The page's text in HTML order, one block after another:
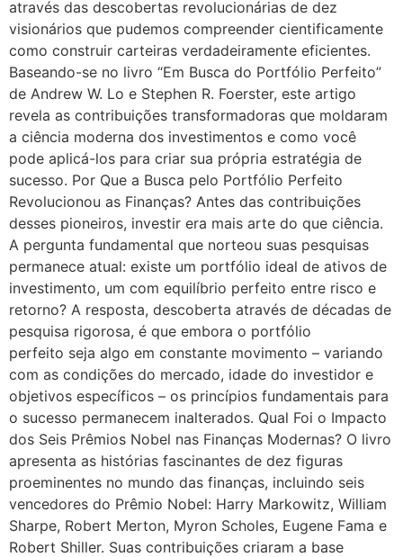
através das descobertas revolucionárias de dez
visionários que pudemos compreender cientificamente
como construir carteiras verdadeiramente eficientes.
Baseando-se no livro “Em Busca do Portfólio Perfeito”
de Andrew W. Lo e Stephen R. Foerster, este artigo
revela as contribuições transformadoras que moldaram
a ciência moderna dos investimentos e como você
pode aplicá-los para criar sua própria estratégia de
sucesso. Por Que a Busca pelo Portfólio Perfeito
Revolucionou as Finanças? Antes das contribuições
desses pioneiros, investir era mais arte do que ciência.
A pergunta fundamental que norteou suas pesquisas
permanece atual: existe um portfólio ideal de ativos de
investimento, um com equilíbrio perfeito entre risco e
retorno? A resposta, descoberta através de décadas de
pesquisa rigorosa, é que embora o portfólio
perfeito seja algo em constante movimento – variando
com as condições do mercado, idade do investidor e
objetivos específicos – os princípios fundamentais para
o sucesso permanecem inalterados. Qual Foi o Impacto
dos Seis Prêmios Nobel nas Finanças Modernas? O livro
apresenta as histórias fascinantes de dez figuras
proeminentes no mundo das finanças, incluindo seis
vencedores do Prêmio Nobel: Harry Markowitz, William
Sharpe, Robert Merton, Myron Scholes, Eugene Fama e
Robert Shiller. Suas contribuições criaram a base